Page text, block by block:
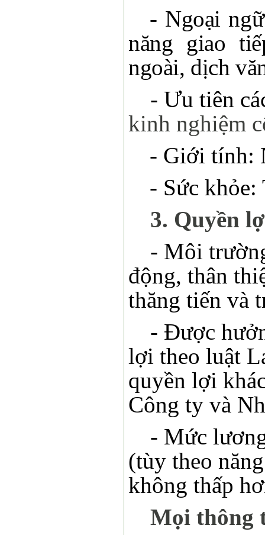
- Ngoại
năng giao
ngoài, dịch
- Ưu tiên
kinh nghiệm
- Giới tính:
- Sức khỏe:
3. Quyền
- Môi
động, thân
thăng tiến và
- Được
lợi theo luật
quyền lợi
Công ty và
- Mức
(tùy theo
không thấp
Mọi thông